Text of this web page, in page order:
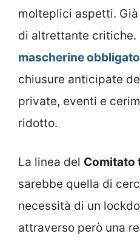
molteplici aspetti.
di altrettante critiche.
mascherine
chiusure anticipate
private, eventi e
ridotto.
La linea del Comitato
sarebbe quella di
necessità di un
attraverso però una